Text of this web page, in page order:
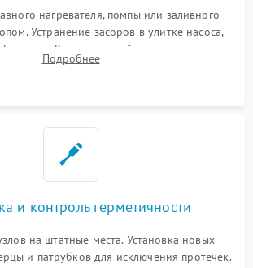
нагревателя, помпы или заливного
Устранение засоров в улитке насоса,
фильтрах. Компонентный ремонт платы
поврежденной проводки.
Подробнее
и контроль герметичности
на штатные места. Установка новых
и патрубков для исключения протечек.